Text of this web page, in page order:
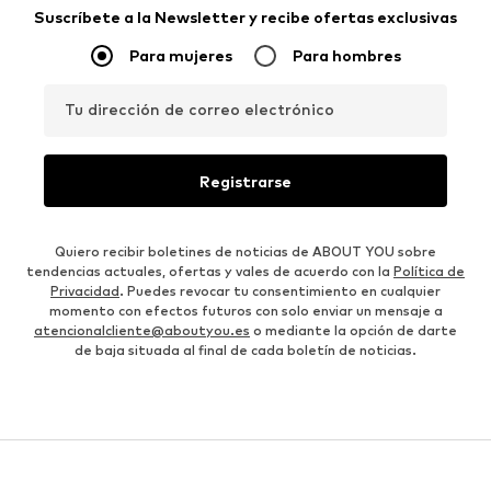
Suscríbete a la Newsletter y recibe ofertas exclusivas
Para mujeres Para hombres
Tu dirección de correo electrónico
Registrarse
Quiero recibir boletines de noticias de ABOUT YOU sobre
tendencias actuales, ofertas y vales de acuerdo con la Política de
Privacidad. Puedes revocar tu consentimiento en cualquier
momento con efectos futuros con solo enviar un mensaje a
atencionalcliente@aboutyou.es o mediante la opción de darte
de baja situada al final de cada boletín de noticias.